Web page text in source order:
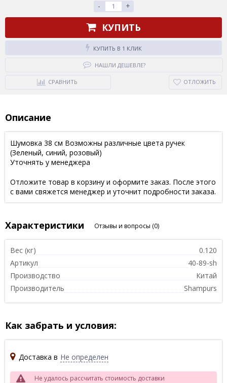
- +
КУПИТЬ
КУПИТЬ В 1 КЛИК
НАШЛИ ДЕШЕВЛЕ?
СРАВНИТЬ ОТЛОЖИТЬ
Описание
Шумовка 38 см Возможны различные цвета ручек
(Зеленый, синий, розовый)
Уточнять у менеджера
Отложите товар в корзину и оформите заказ. После этого
с вами свяжется менеджер и уточнит подробности заказа.
Характеристики Отзывы и вопросы (0)
Вес (кг)
0.120
Артикул
40-89-sh
Производство
Китай
Производитель
Shampurs
Как забрать и условия:
Доставка в Не определен
Не удалось рассчитать стоимость доставки